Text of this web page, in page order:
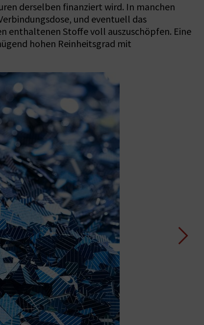
derselben finanziert wird. In manchen
und eventuell das
enthaltenen Stoffe voll auszuschöpfen. Eine
hohen Reinheitsgrad mit